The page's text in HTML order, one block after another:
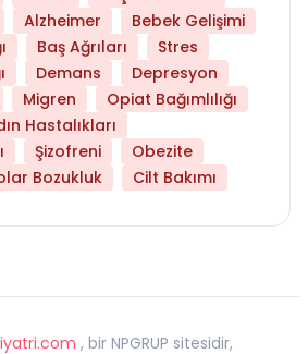
Alzheimer
Bebek Gelişimi
Baş Ağrıları
Stres
Demans
Depresyon
Migren
Opiat Bağımlılığı
Hastalıkları
Şizofreni
Obezite
Bozukluk Cilt Bakımı
, bir NPGRUP sitesidir,